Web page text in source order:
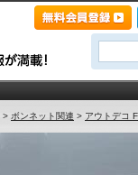
> ボンネット関連 > アウトデコ